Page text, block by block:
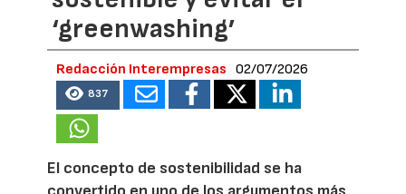
‘greenwashing’
Redacción Interempresas 02/07/2026
837
El concepto de sostenibilidad se ha